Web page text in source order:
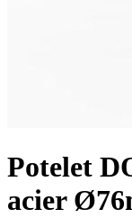
Potelet
acier